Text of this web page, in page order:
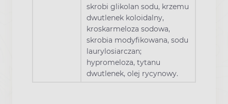
skrobi glikolan sodu, krzemu
dwutlenek koloidalny,
kroskarmeloza sodowa,
skrobia modyfikowana, sodu
laurylosiarczan;
hypromeloza, tytanu
dwutlenek, olej rycynowy.